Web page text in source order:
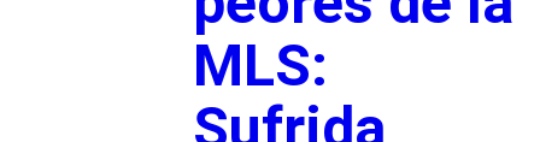
MLS:
Sufrida